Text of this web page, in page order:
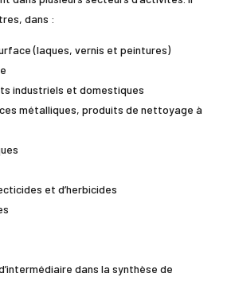
dans :
(laques, vernis et peintures)
industriels et domestiques
métalliques, produits de nettoyage à
et d’herbicides
dans la synthèse de